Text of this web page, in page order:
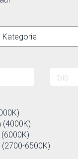
(4000K)
6500K)